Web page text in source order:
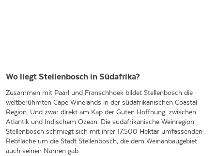
Wo liegt Stellenbosch in Südafrika?
Zusammen mit Paarl und Franschhoek bildet Stellenbosch die
weltberühmten Cape Winelands in der südafrikanischen Coastal
Region. Und zwar direkt am Kap der Guten Hoffnung, zwischen
Atlantik und Indischem Ozean. Die südafrikanische Weinregion
Stellenbosch schmiegt sich mit ihrer 17.500 Hektar umfassenden
Rebfläche um die Stadt Stellenbosch, die dem Weinanbaugebiet
auch seinen Namen gab.